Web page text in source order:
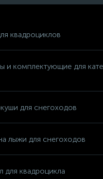
квадроциклов
и комплектующие для
для снегоходов
лыжи для снегоходов
для квадроцикла